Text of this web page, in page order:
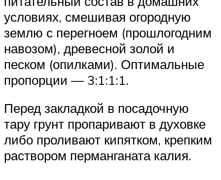
условиях, смешивая огородную
землю с перегноем (прошлогодним
навозом), древесной золой и
песком (опилками). Оптимальные
пропорции — 3:1:1:1.
Перед закладкой в посадочную
тару грунт пропаривают в духовке
либо проливают кипятком, крепким
раствором перманганата калия.